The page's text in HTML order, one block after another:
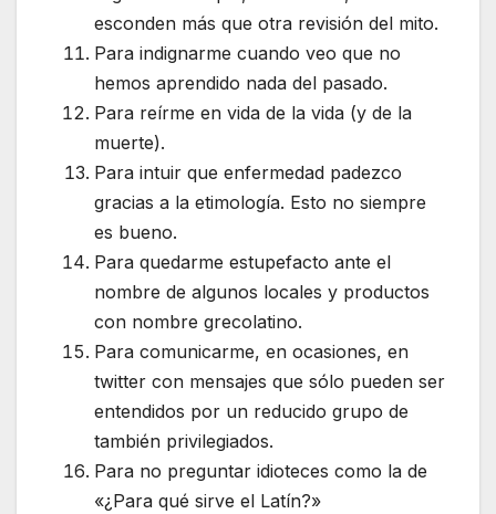
esconden más que otra revisión del mito.
Para indignarme cuando veo que no
hemos aprendido nada del pasado.
Para reírme en vida de la vida (y de la
muerte).
Para intuir que enfermedad padezco
gracias a la etimología. Esto no siempre
es bueno.
Para quedarme estupefacto ante el
nombre de algunos locales y productos
con nombre grecolatino.
Para comunicarme, en ocasiones, en
twitter con mensajes que sólo pueden ser
entendidos por un reducido grupo de
también privilegiados.
Para no preguntar idioteces como la de
«¿Para qué sirve el Latín?»